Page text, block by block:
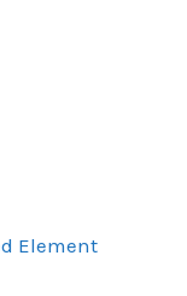
Element